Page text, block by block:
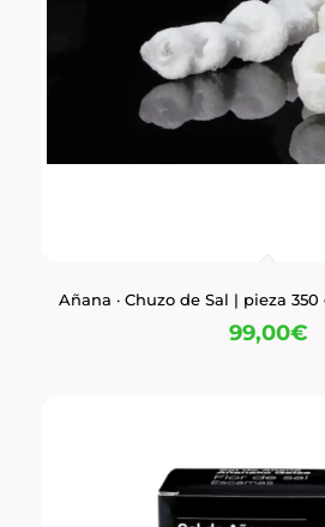
Añana · Chuzo de Sal | pieza 350
99,00€